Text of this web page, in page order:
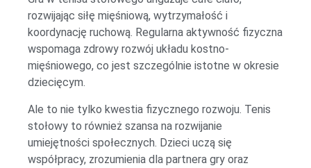
rozwijając siłę mięśniową, wytrzymałość i
koordynację ruchową. Regularna aktywność fizyczna
wspomaga zdrowy rozwój układu kostno-
mięśniowego, co jest szczególnie istotne w okresie
dziecięcym.
Ale to nie tylko kwestia fizycznego rozwoju. Tenis
stołowy to również szansa na rozwijanie
umiejętności społecznych. Dzieci uczą się
współpracy, zrozumienia dla partnera gry oraz